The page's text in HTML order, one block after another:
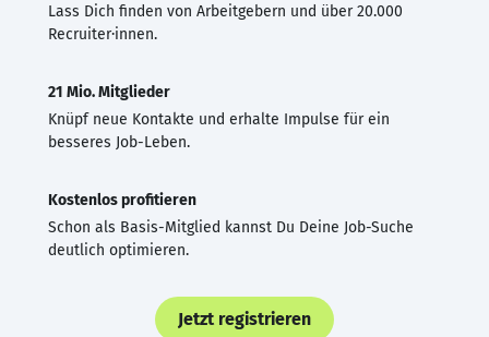
Lass Dich finden von Arbeitgebern und über 20.000
Recruiter·innen.
21 Mio. Mitglieder
Knüpf neue Kontakte und erhalte Impulse für ein
besseres Job-Leben.
Kostenlos profitieren
Schon als Basis-Mitglied kannst Du Deine Job-Suche
deutlich optimieren.
Jetzt registrieren